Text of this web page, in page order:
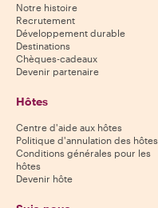
Notre histoire
Recrutement
Développement durable
Destinations
Chèques-cadeaux
Devenir partenaire
Hôtes
Centre d'aide aux hôtes
Politique d'annulation des hôtes
Conditions générales pour les
hôtes
Devenir hôte